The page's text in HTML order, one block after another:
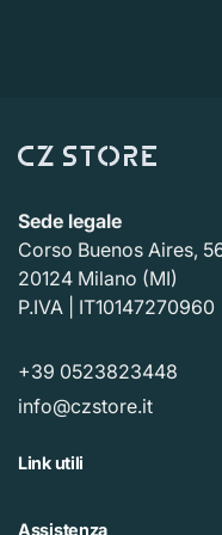
Sede legale
Corso Buenos Aires,
20124 Milano (MI)
P.IVA | IT10147270960
+39 0523823448
info@czstore.it
Link utili
Assistenza